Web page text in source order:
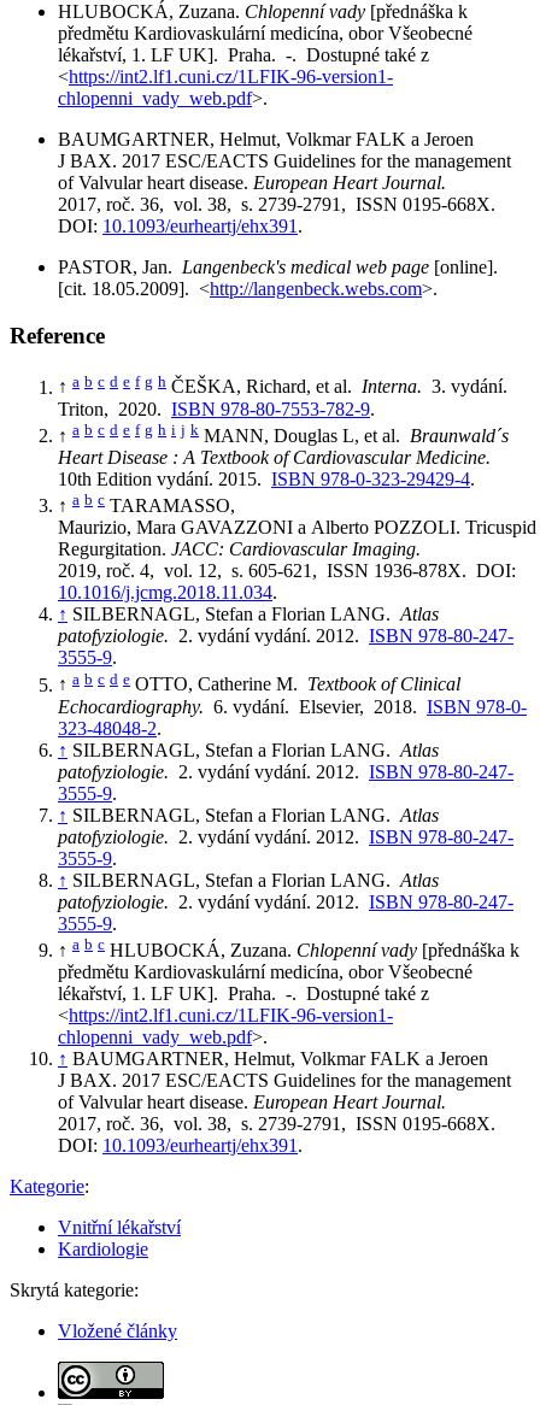
HLUBOCKÁ, Zuzana. Chlopenní vady [přednáška k
předmětu Kardiovaskulární medicína, obor Všeobecné
lékařství, 1. LF UK]. Praha. -. Dostupné také z
<https://int2.lf1.cuni.cz/1LFIK-96-version1-
chlopenni_vady_web.pdf>.
BAUMGARTNER, Helmut, Volkmar FALK a Jeroen
J BAX. 2017 ESC/EACTS Guidelines for the management
of Valvular heart disease. European Heart Journal.
2017, roč. 36, vol. 38, s. 2739-2791, ISSN 0195-668X.
DOI: 10.1093/eurheartj/ehx391 .
PASTOR, Jan. Langenbeck's medical web page [online].
[cit. 18.05.2009]. <http://langenbeck.webs.com>.
Reference
↑ a b c d e f g h ČEŠKA, Richard, et al. Interna. 3. vydání.
Triton, 2020. ISBN 978-80-7553-782-9.
↑ a b c d e f g h i j k MANN, Douglas L, et al. Braunwald´s
Heart Disease : A Textbook of Cardiovascular Medicine.
10th Edition vydání. 2015. ISBN 978-0-323-29429-4.
↑ a b c TARAMASSO,
Maurizio, Mara GAVAZZONI a Alberto POZZOLI. Tricuspid
Regurgitation. JACC: Cardiovascular Imaging.
2019, roč. 4, vol. 12, s. 605-621, ISSN 1936-878X. DOI:
10.1016/j.jcmg.2018.11.034.
↑ SILBERNAGL, Stefan a Florian LANG.Atlas
patofyziologie. 2. vydání vydání. 2012. ISBN 978-80-247-
3555-9.
↑ a b c d e OTTO, Catherine M. Textbook of Clinical
Echocardiography. 6. vydání. Elsevier, 2018. ISBN 978-0-
323-48048-2.
↑ SILBERNAGL, Stefan a Florian LANG. Atlas
patofyziologie. 2. vydání vydání. 2012. ISBN 978-80-247-
3555-9.
↑ SILBERNAGL, Stefan a Florian LANG. Atlas
patofyziologie. 2. vydání vydání. 2012. ISBN 978-80-247-
3555-9.
↑ SILBERNAGL, Stefan a Florian LANG. Atlas
patofyziologie. 2. vydání vydání. 2012. ISBN 978-80-247-
3555-9.
↑ a b c HLUBOCKÁ, Zuzana. Chlopenní vady [přednáška k
předmětu Kardiovaskulární medicína, obor Všeobecné
lékařství, 1. LF UK]. Praha. -. Dostupné také z
<https://int2.lf1.cuni.cz/1LFIK-96-version1-
chlopenni_vady_web.pdf>.
↑ BAUMGARTNER, Helmut, Volkmar FALK a Jeroen
J BAX. 2017 ESC/EACTS Guidelines for the management
of Valvular heart disease. European Heart Journal.
2017, roč. 36, vol. 38, s. 2739-2791, ISSN 0195-668X.
DOI: 10.1093/eurheartj/ehx391 .
Kategorie:
Vnitřní lékařství
Kardiologie
Skrytá kategorie:
Vložené články